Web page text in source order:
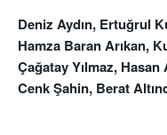
Deniz Aydın, Ertuğrul
Hamza Baran Arıkan,
Çağatay Yılmaz,
Cenk Şahin, Berat